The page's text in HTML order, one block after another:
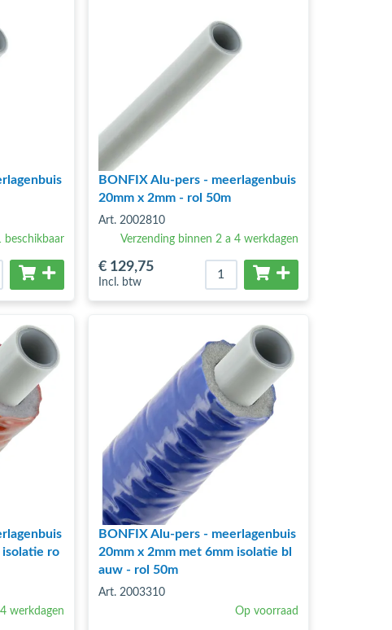
beschikbaar
BONFIX Alu-pers - meerlagenbuis
20mm x 2mm - rol 50m
Art. 2002810
Verzending binnen 2 a 4 werkdagen
€ 129,75
Incl. btw
isolatie ro
werkdagen
BONFIX Alu-pers - meerlagenbuis
20mm x 2mm met 6mm isolatie bl
auw - rol 50m
Art. 2003310
Op voorraad